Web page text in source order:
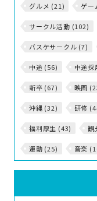
グルメ (21) ゲー
サークル活動 (102)
バスケサークル (7)
中途 (56) 中途採
新卒 (67) 映画
沖縄 (32) 研修
福利厚生 (43) 観
運動 (25) 音楽